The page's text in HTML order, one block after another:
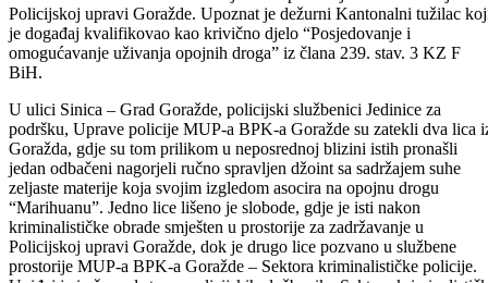
sa sadržajem bijele materije koja svojim izgledom asocira na opojnu
drogu “Amfetamin”. Navedeno lice lišeno je slobode, gdje je isti
nakon kriminalističke obrade smješten u prostorije za zadržavanje u
Policijskoj upravi Goražde. Upoznat je dežurni Kantonalni tužilac
omogućavanje uživanja opojnih droga” iz člana 239. stav. 3 KZ F
BiH.
U ulici Sinica – Grad Goražde, policijski službenici Jedinice za
podršku, Uprave policije MUP-a BPK-a Goražde su zatekli dva lica
Goražda, gdje su tom prilikom u neposrednoj blizini istih pronašli
jedan odbačeni nagorjeli ručno spravljen džoint sa sadržajem suhe
zeljaste materije koja svojim izgledom asocira na opojnu drogu
“Marihuanu”. Jedno lice lišeno je slobode, gdje je isti nakon